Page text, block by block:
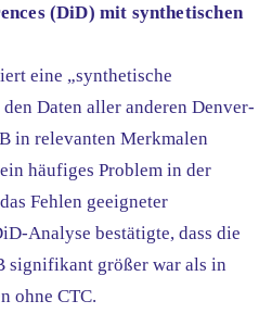
(DiD) mit synthetischen
eine „synthetische
Daten aller anderen Denver-
in relevanten Merkmalen
häufiges Problem in der
Fehlen geeigneter
Analyse bestätigte, dass die
signifikant größer war als in
ohne CTC.